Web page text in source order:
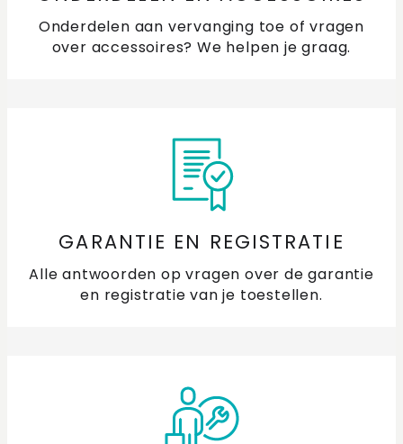
Onderdelen aan vervanging toe of vragen
over accessoires? We helpen je graag.
GARANTIE EN REGISTRATIE
Alle antwoorden op vragen over de garantie
en registratie van je toestellen.